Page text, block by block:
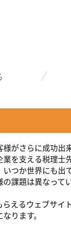
がさらに成功出
を支える税理士
つか世界にも出
課題は異なって
えるウェブサイ
ります。